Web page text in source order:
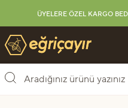
ÜYELERE ÖZEL KARGO
Eğriçayır Organik Arı Ürünleri